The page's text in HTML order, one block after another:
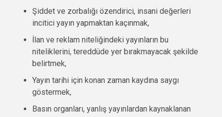
Şiddet ve zorbalığı özendirici, insani değerleri
incitici yayın yapmaktan kaçınmak,
İlan ve reklam niteliğindeki yayınların bu
niteliklerini, tereddüde yer bırakmayacak şekilde
belirtmek,
Yayın tarihi için konan zaman kaydına saygı
göstermek,
Basın organları, yanlış yayınlardan kaynaklanan